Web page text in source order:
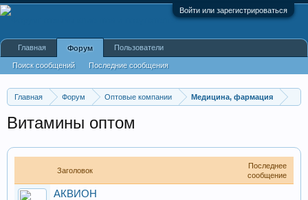
Войти или зарегистрироваться
Главная Форум Оптовые компании Медицина, фармация
Витамины оптом
Заголовок
Последнее
сообщение
АКВИОН
Главная Форум
Поиск сообщений Последние сообщения
Пользователи